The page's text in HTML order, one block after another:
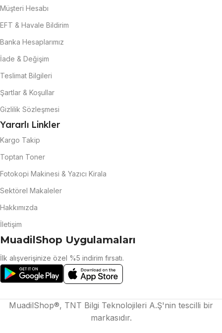
Müşteri Hesabı
EFT & Havale Bildirim
Banka Hesaplarımız
İade & Değişim
Teslimat Bilgileri
Şartlar & Koşullar
Gizlilik Sözleşmesi
Yararlı Linkler
Kargo Takip
Toptan Toner
Fotokopi Makinesi & Yazıcı Kirala
Sektörel Makaleler
Hakkımızda
İletişim
MuadilShop Uygulamaları
İlk alışverişinize özel %5 indirim fırsatı.
MuadilShop®, TNT Bilgi Teknolojileri A.Ş'nin tescilli bir
markasıdır.